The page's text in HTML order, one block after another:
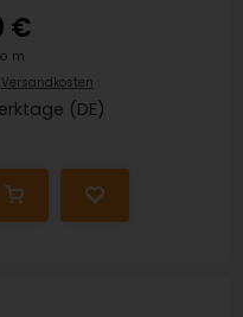
€
m
Versandkosten
(DE)